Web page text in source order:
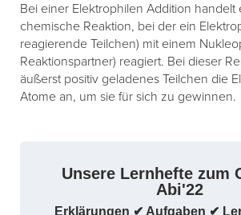
Bei einer Elektrophilen Addition handelt
chemische Reaktion, bei der ein
reagierende Teilchen) mit einem
Reaktionspartner) reagiert. Bei dieser
äußerst positiv geladenes Teilchen die
Atome an, um sie für sich zu gewinnen.
Unsere Lernhefte zum
Abi'22
Erklärungen ✔ Aufgaben ✔